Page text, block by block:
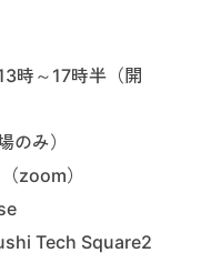
時～17時半（開
のみ）
zoom）
Tech Square2